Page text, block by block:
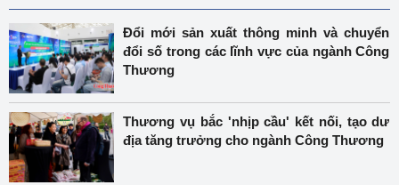
Đổi mới sản xuất thông minh và chuyển
đổi số trong các lĩnh vực của ngành Công
Thương
Thương vụ bắc 'nhịp cầu' kết nối, tạo dư
địa tăng trưởng cho ngành Công Thương